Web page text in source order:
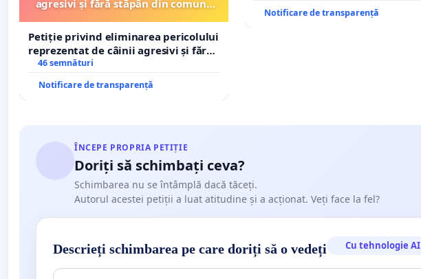
agresivi și fără stăpân din comuna
Petiție privind eliminarea pericolului
reprezentat de câinii agresivi și fără
stăpân din comuna Tunari
46 semnături
Notificare de transparență
Notificare de transparență
ÎNCEPE PROPRIA PETIȚIE
Doriți să schimbați ceva?
Schimbarea nu se întâmplă dacă tăceți.
Autorul acestei petiții a luat atitudine și a acționat. Veți face la fel?
Descrieți schimbarea pe care doriți să o vedeți Cu tehnologie AI